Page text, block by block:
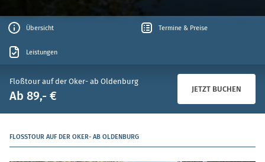
Übersicht Termine & Preise
Leistungen
Floßtour auf der Oker- ab Oldenburg
Ab 89,- € JETZT BUCHEN
FLOSSTOUR AUF DER OKER- AB OLDENBURG